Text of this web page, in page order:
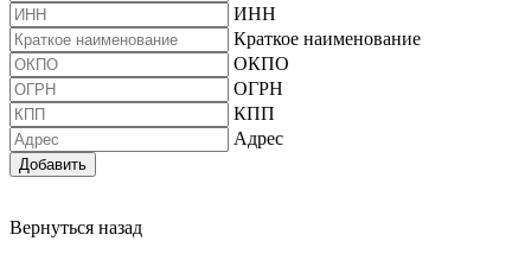
ИНН
Краткое наименование
ОКПО
ОГРН
КПП
Адрес
Добавить
Вернуться назад